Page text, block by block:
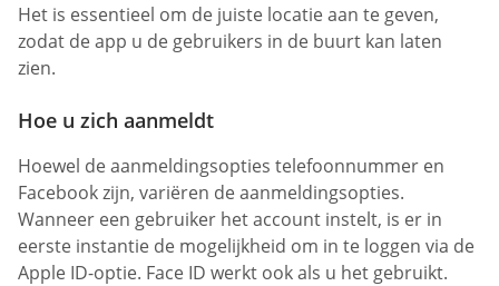
Het is essentieel om de juiste locatie aan te geven,
zodat de app u de gebruikers in de buurt kan laten
zien.
Hoe u zich aanmeldt
Hoewel de aanmeldingsopties telefoonnummer en
Facebook zijn, variëren de aanmeldingsopties.
Wanneer een gebruiker het account instelt, is er in
eerste instantie de mogelijkheid om in te loggen via de
Apple ID-optie. Face ID werkt ook als u het gebruikt.